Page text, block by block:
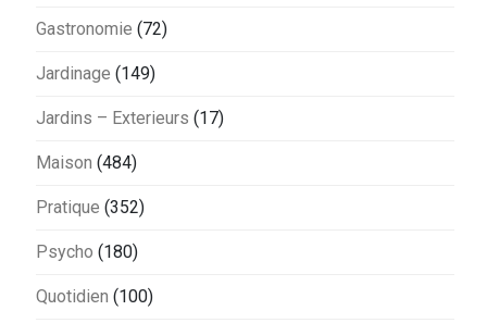
Gastronomie (72)
Jardinage (149)
Jardins – Exterieurs (17)
Maison (484)
Pratique (352)
Psycho (180)
Quotidien (100)